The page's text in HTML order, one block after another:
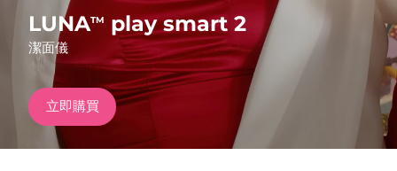
LUNATM play smart 2
潔面儀
立即購買
特別優惠 暢銷產品
紅光療法
預計送達日期
德國 預計送達日期
加拿大